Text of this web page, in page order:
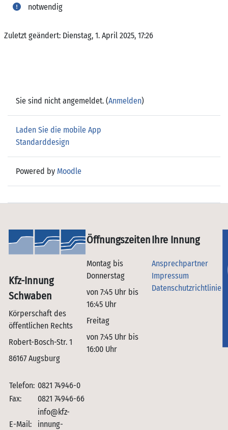
notwendig
Zuletzt geändert: Dienstag, 1. April 2025, 17:26
Sie sind nicht angemeldet. (Anmelden)
Laden Sie die mobile App
Standarddesign
Powered by Moodle
ÖffnungszeitenIhre Innung
Kfz-Innung
Schwaben
Körperschaft des
öffentlichen Rechts
Robert-Bosch-Str. 1
86167 Augsburg
Telefon: 0821 74946-0
Fax:
0821 74946-66
E-Mail:
info@kfz-
innung-
Montag bis
Donnerstag
von 7:45 Uhr bis
16:45 Uhr
Freitag
von 7:45 Uhr bis
16:00 Uhr
Ansprechpartner
Impressum
Datenschutzrichtlinie